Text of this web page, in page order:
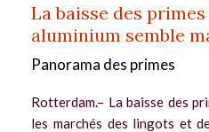
La baisse des primes
aluminium semble
Panorama des primes
Rotterdam.– La baisse des
les marchés des lingots et des